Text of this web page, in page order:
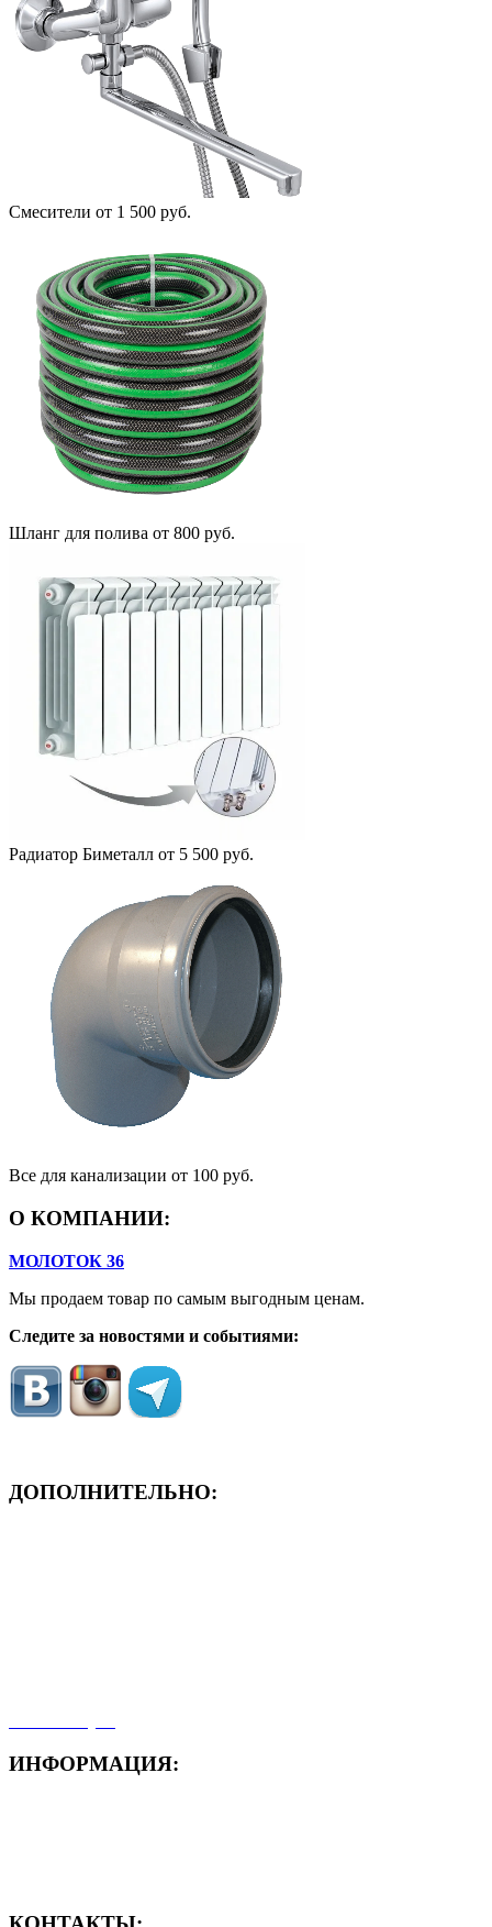
Смесители от 1 500 руб.
Шланг для полива от 800 руб.
Радиатор Биметалл от 5 500 руб.
Все для канализации от 100 руб.
О КОМПАНИИ:
МОЛОТОК 36
Мы продаем товар по самым выгодным ценам.
Следите за новостями и событиями:
ДОПОЛНИТЕЛЬНО:
ИНФОРМАЦИЯ: